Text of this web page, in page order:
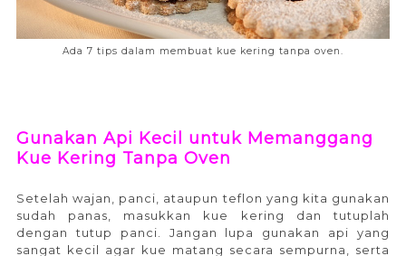
Ada 7 tips dalam membuat kue kering tanpa oven.
Gunakan Api Kecil untuk Memanggang
Kue Kering Tanpa Oven
Setelah wajan, panci, ataupun teflon yang kita gunakan
sudah panas, masukkan kue kering dan tutuplah
dengan tutup panci. Jangan lupa gunakan api yang
sangat kecil agar kue matang secara sempurna, serta